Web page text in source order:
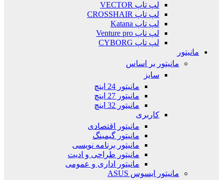
لپ تاپ VECTOR
لپ تاپ CROSSHAIR
لپ تاپ Katana
لپ تاپ Venture pro
لپ تاپ CYBORG
مانیتور
مانیتور بر اساس
سایز
مانیتور 24 اینچ
مانیتور 27 اینچ
مانیتور 32 اینچ
کاربری
مانیتور اقتصادی
مانیتور گیمینگ
مانیتور برنامه نویسی
مانیتور طراحی و ادیت
مانیتور اداری و عمومی
مانیتور ایسوس ASUS